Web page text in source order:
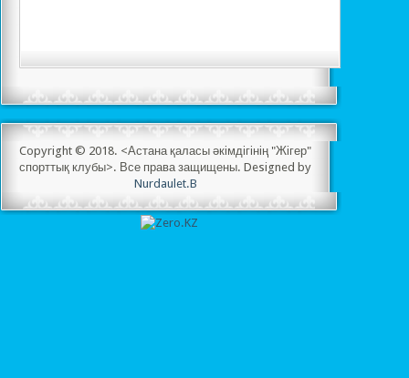
Copyright © 2018. <Астана қаласы әкімдігінің "Жігер"
спорттық клубы>. Все права защищены. Designed by
Nurdaulet.B